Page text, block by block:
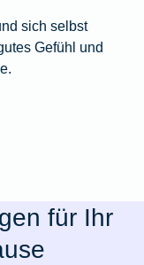
sich selbst
Gefühl und
für Ihr